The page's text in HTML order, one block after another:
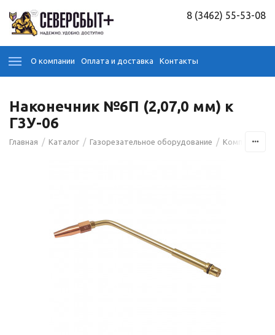
8 (3462) 55-53-08
О компании Оплата и доставка Контакты
Наконечник №6П (2,07,0 мм) к
Г3У-06
Главная / Каталог / Газорезательное оборудование /